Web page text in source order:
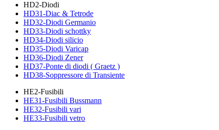
HD2-Diodi
HD31-Diac & Tetrode
HD32-Diodi Germanio
HD33-Diodi schottky
HD34-Diodi silicio
HD35-Diodi Varicap
HD36-Diodi Zener
HD37-Ponte di diodi ( Graetz )
HD38-Soppressore di Transiente
HE2-Fusibili
HE31-Fusibili Bussmann
HE32-Fusibili vari
HE33-Fusibili vetro